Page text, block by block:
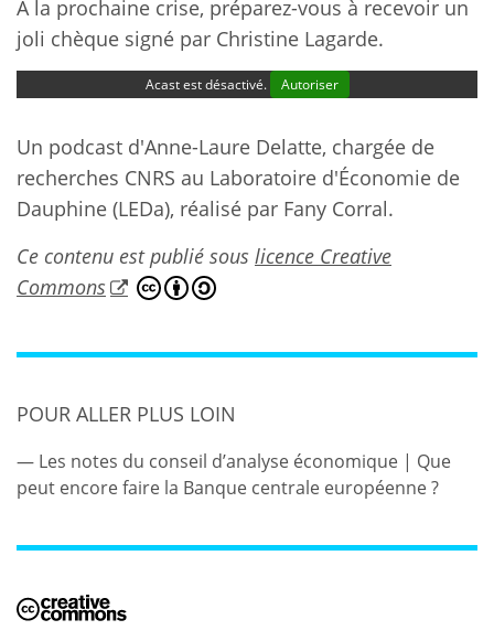
À la prochaine crise, préparez-vous à recevoir un
joli chèque signé par Christine Lagarde.
Acast est désactivé. Autoriser
Un podcast d'Anne-Laure Delatte, chargée de
recherches CNRS au Laboratoire d'Économie de
Dauphine (LEDa), réalisé par Fany Corral.
Ce contenu est publié sous licence Creative
Commons
POUR ALLER PLUS LOIN
Les notes du conseil d’analyse économique | Que
peut encore faire la Banque centrale européenne ?